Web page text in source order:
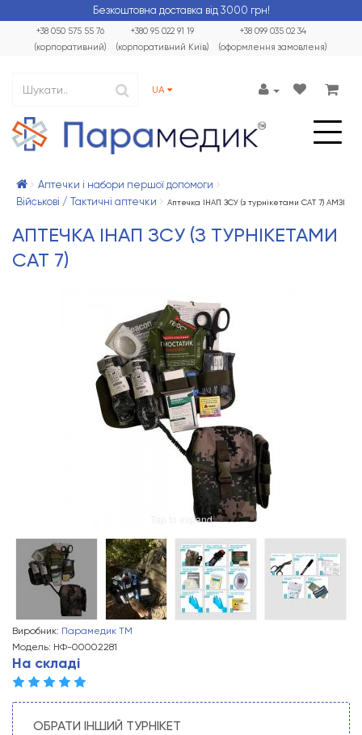
Безкоштовна доставка від 3000 грн!
+38 099 035 02 34
(оформлення замовленя)
+38 050 575 55 76
(корпоративний)
+380 95 022 91 19
(корпоративний Київ)
UA
Аптечки і набори першої допомоги
Військові / Тактичні аптечки
Аптечка ІНАП ЗСУ (з турнікетами CAT 7) АМЗІ
АПТЕЧКА ІНАП ЗСУ (З ТУРНІКЕТАМИ
CAT 7)
Tap to expand
Виробник: Парамедик ТМ
Модель: НФ-00002281
На складі
ОБРАТИ ІНШИЙ ТУРНІКЕТ